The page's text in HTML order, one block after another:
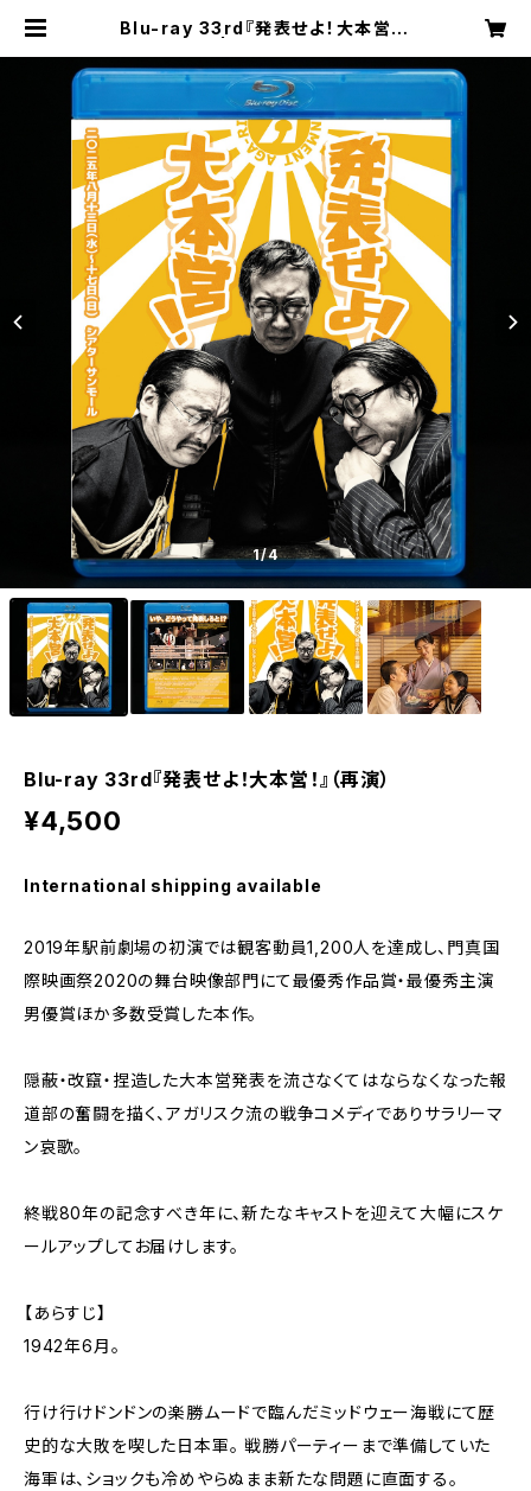
Blu-ray 33rd『発表せよ！大本営！』
1/4
Blu-ray 33rd『発表せよ！大本営！』（再演）
¥4,500
International shipping available
2019年駅前劇場の初演では観客動員1,200人を達成し、門真国
際映画祭2020の舞台映像部門にて最優秀作品賞・最優秀主演
男優賞ほか多数受賞した本作。
隠蔽・改竄・捏造した大本営発表を流さなくてはならなくなった報
道部の奮闘を描く、アガリスク流の戦争コメディでありサラリーマ
ン哀歌。
終戦80年の記念すべき年に、新たなキャストを迎えて大幅にスケ
ールアップしてお届けします。
【あらすじ】
1942年6月。
行け行けドンドンの楽勝ムードで臨んだミッドウェー海戦にて歴
史的な大敗を喫した日本軍。 戦勝パーティーまで準備していた
海軍は、ショックも冷めやらぬまま新たな問題に直面する。